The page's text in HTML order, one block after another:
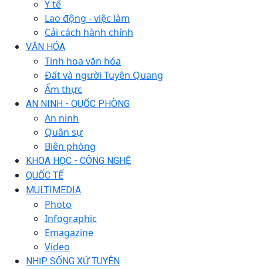
Y tế
Lao động - việc làm
Cải cách hành chính
VĂN HÓA
Tinh hoa văn hóa
Đất và người Tuyên Quang
Ẩm thực
AN NINH - QUỐC PHÒNG
An ninh
Quân sự
Biên phòng
KHOA HỌC - CÔNG NGHỆ
QUỐC TẾ
MULTIMEDIA
Photo
Infographic
Emagazine
Video
NHỊP SỐNG XỨ TUYÊN